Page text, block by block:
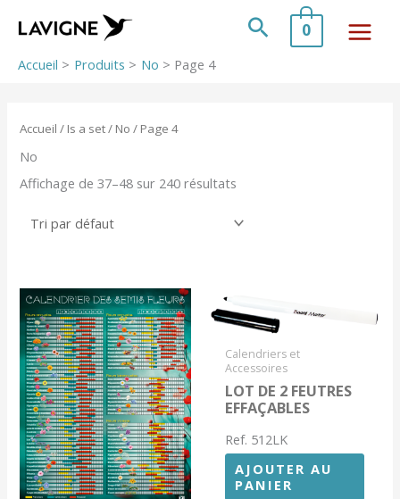
contenu
Rechercher
0
Accueil Produits No Page 4
Accueil / Is a set / No / Page 4
No
Affichage de 37–48 sur 240 résultats
Calendriers et
Accessoires
LOT DE 2 FEUTRES
EFFAÇABLES
Ref. 512LK
AJOUTER AU
PANIER